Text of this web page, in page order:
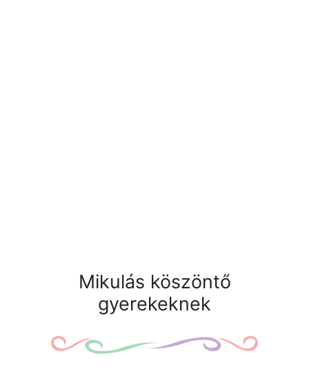
Mikulás köszöntő
gyerekeknek